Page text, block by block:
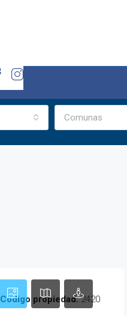
Comunas
Codigo propiedad:2420